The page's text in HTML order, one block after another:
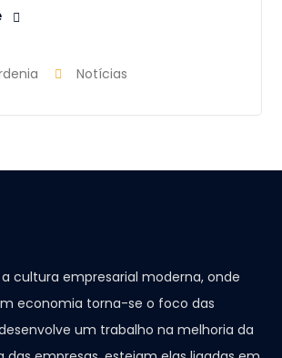
Notícias
cultura empresarial moderna, onde
economia torna-se o foco das
um trabalho na melhoria da